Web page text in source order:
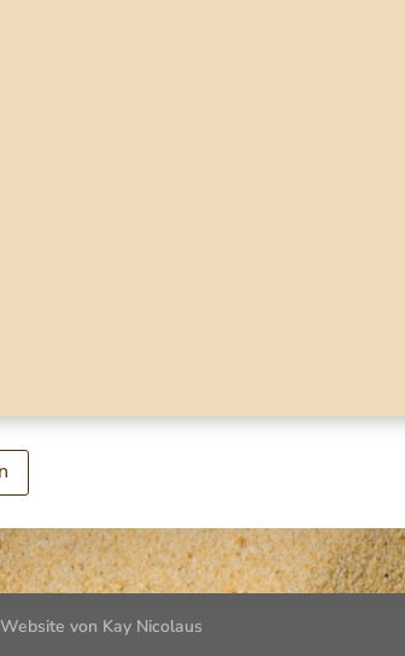
Website von Kay Nicolaus